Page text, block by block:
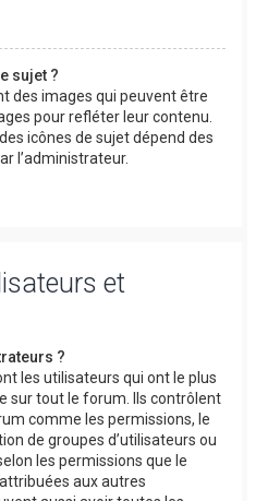
sujet ?
des images qui peuvent être
pour refléter leur contenu.
icônes de sujet dépend des
l’administrateur.
et
?
les utilisateurs qui ont le plus
sur tout le forum. Ils contrôlent
comme les permissions, le
de groupes d’utilisateurs ou
les permissions que le
aux autres